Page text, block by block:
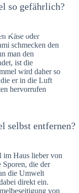
an Ort
so gefährlich?
Käse oder
schmecken den
man den
ist die
wird daher so
er in die Luft
hervorrufen
selbst entfernen?
im Haus lieber von
die der
die Umwelt
direkt ein.
von